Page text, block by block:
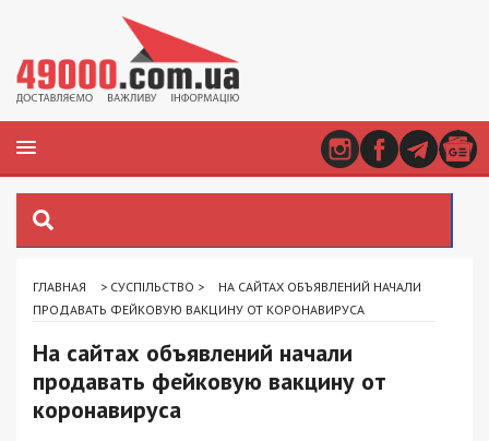
ГЛАВНАЯ > СУСПІЛЬСТВО >
НА САЙТАХ ОБЪЯВЛЕНИЙ НАЧАЛИ
ПРОДАВАТЬ ФЕЙКОВУЮ ВАКЦИНУ ОТ КОРОНАВИРУСА
На сайтах объявлений начали
продавать фейковую вакцину от
коронавируса